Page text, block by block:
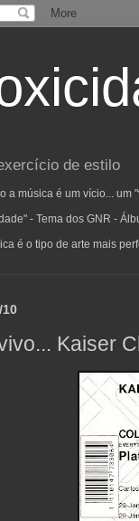
de estilo
a música é um vício... um
- Tema dos GNR -
é o tipo de arte mais
10
Kaiser